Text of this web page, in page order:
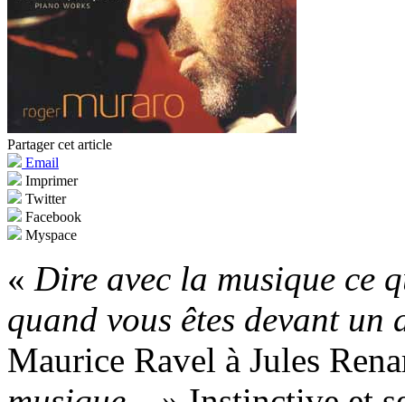
Partager cet article
Email
Imprimer
Twitter
Facebook
Myspace
« Dire avec la musique ce
quand vous êtes devant un
Maurice Ravel à Jules